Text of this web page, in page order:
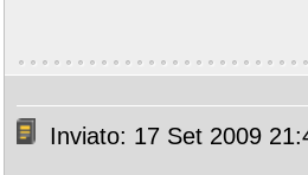
Inviato: 17 Set 2009